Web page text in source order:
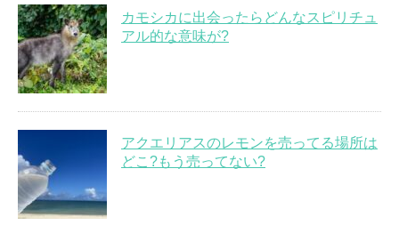
カモシカに出会ったらどんなスピリチュ
アル的な意味が?
アクエリアスのレモンを売ってる場所は
どこ?もう売ってない?